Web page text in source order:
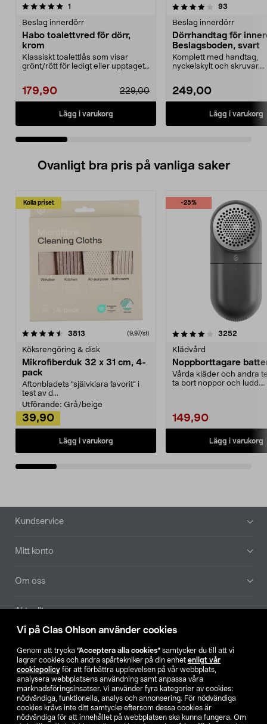
Vi på Clas Ohlson använder cookies
Genom att trycka ”Acceptera alla cookies” samtycker du till att vi
lagrar cookies och andra spårtekniker på din enhet enligt vår
cookiepolicy för att förbättra upplevelsen på vår webbplats,
analysera webbplatsens användning samt anpassa våra
marknadsföringsinsatser. Vi använder fyra kategorier av cookies:
nödvändiga, funktionella, analys och annonsering. För nödvändiga
cookies krävs inte ditt samtycke eftersom dessa cookies är
nödvändiga för att innehållet på webbplatsen ska kunna fungera. Om
1
Beslag innerdörr
Habo toalettvred för dörr,
krom
Klassiskt toalettlås som visar
grönt/rött för ledigt eller upptaget.
179,90 229,00
Lägg i varukorg
4.0 av 5 stjärnor 93
Beslag innerdörr
Dörrhandtag för
Beslagsboden, svart
Komplett med handtag,
nyckelskylt och skruvar.
249,00
Lägg i varukorg
4.0 av 5 stjärnor
Ovanligt bra pris på vanliga saker
Kolla priset
3813 (9,97/st)
Köksrengöring & disk
Mikrofiberduk 32 x 31 cm, 4-
pack
Aftonbladets "självklara favorit” i
test av d...
Utförande: Grå/beige
39,90
Lägg i varukorg
-25%
4.0av 5 stjärnor 3252
Klädvård
Noppborttagare
Vårda kläder och andra
ta bort noppor och ludd.
149,90
Lägg i varukorg
4.5av 5 stjärnor
Sidfot
Kundservice
Mitt konto
Om oss
Aktuellt
Hitta butik
SE NO FI